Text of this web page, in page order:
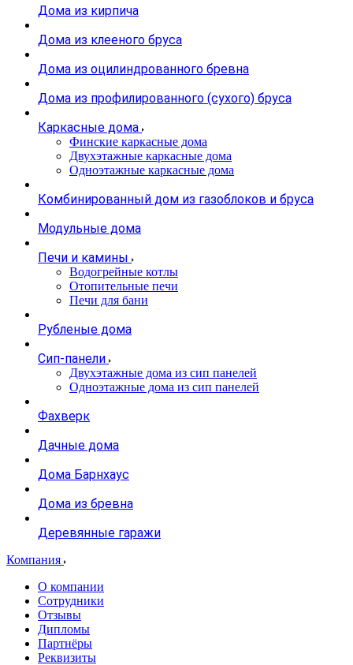
Дома из кирпича
Дома из клееного бруса
Дома из оцилиндрованного бревна
Дома из профилированного (сухого) бруса
Каркасные дома
Финские каркасные дома
Двухэтажные каркасные дома
Одноэтажные каркасные дома
Комбинированный дом из газоблоков и бруса
Модульные дома
Печи и камины
Водогрейные котлы
Отопительные печи
Печи для бани
Рубленые дома
Сип-панели
Двухэтажные дома из сип панелей
Одноэтажные дома из сип панелей
Фахверк
Дачные дома
Дома Барнхаус
Дома из бревна
Деревянные гаражи
Компания
О компании
Сотрудники
Отзывы
Дипломы
Партнёры
Реквизиты